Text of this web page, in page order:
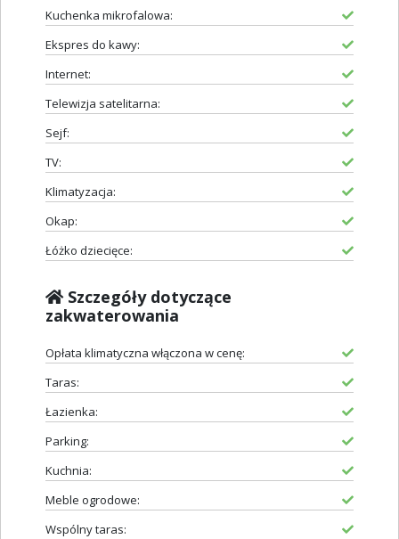
Kuchenka mikrofalowa:
Ekspres do kawy:
Internet:
Telewizja satelitarna:
Sejf:
TV:
Klimatyzacja:
Okap:
Łóżko dziecięce:
Szczegóły dotyczące
zakwaterowania
Opłata klimatyczna włączona w cenę:
Taras:
Łazienka:
Parking:
Kuchnia:
Meble ogrodowe:
Wspólny taras: